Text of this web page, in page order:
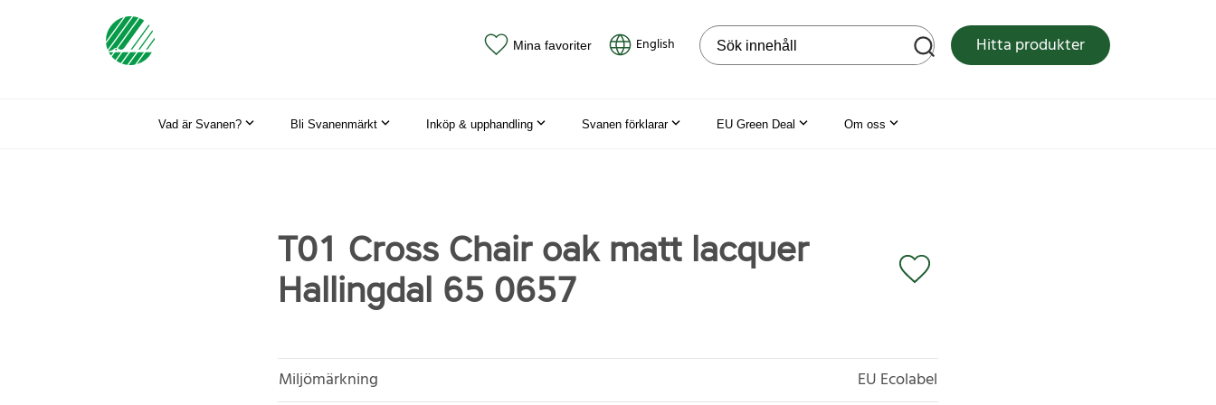
Mina favoriter English Sök på webbplatsen Hitta produkter
Vad är Svanen? Bli Svanenmärkt Inköp & upphandling Svanen förklarar EU Green Deal Om oss
T01 Cross Chair oak matt lacquer
Hallingdal 65 0657
Miljömärkning
EU Ecolabel